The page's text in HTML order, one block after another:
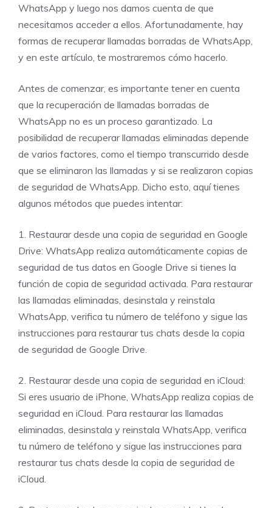
WhatsApp y luego nos damos cuenta de que
necesitamos acceder a ellos. Afortunadamente, hay
formas de recuperar llamadas borradas de WhatsApp,
y en este artículo, te mostraremos cómo hacerlo.
Antes de comenzar, es importante tener en cuenta
que la recuperación de llamadas borradas de
WhatsApp no es un proceso garantizado. La
posibilidad de recuperar llamadas eliminadas depende
de varios factores, como el tiempo transcurrido desde
que se eliminaron las llamadas y si se realizaron copias
de seguridad de WhatsApp. Dicho esto, aquí tienes
algunos métodos que puedes intentar:
1. Restaurar desde una copia de seguridad en Google
Drive: WhatsApp realiza automáticamente copias de
seguridad de tus datos en Google Drive si tienes la
función de copia de seguridad activada. Para restaurar
las llamadas eliminadas, desinstala y reinstala
WhatsApp, verifica tu número de teléfono y sigue las
instrucciones para restaurar tus chats desde la copia
de seguridad de Google Drive.
2. Restaurar desde una copia de seguridad en iCloud:
Si eres usuario de iPhone, WhatsApp realiza copias de
seguridad en iCloud. Para restaurar las llamadas
eliminadas, desinstala y reinstala WhatsApp, verifica
tu número de teléfono y sigue las instrucciones para
restaurar tus chats desde la copia de seguridad de
iCloud.